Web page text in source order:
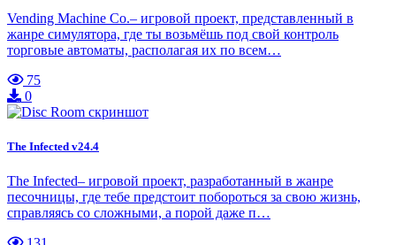
Vending Machine Co.– игровой проект, представленный в
жанре симулятора, где ты возьмёшь под свой контроль
торговые автоматы, располагая их по всем…
75
0
The Infected v24.4
The Infected– игровой проект, разработанный в жанре
песочницы, где тебе предстоит побороться за свою жизнь,
справляясь со сложными, а порой даже п…